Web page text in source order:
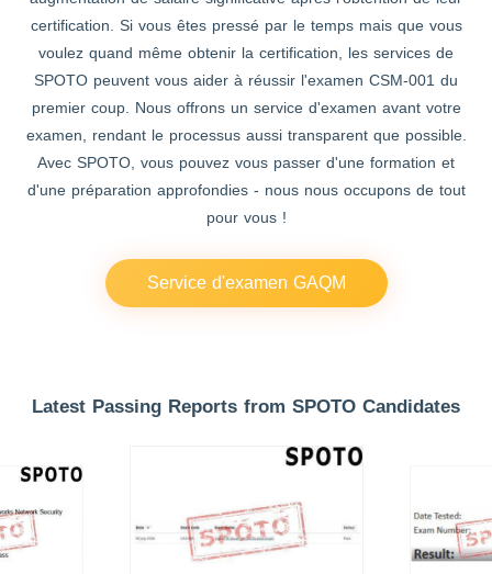
certification. Si vous êtes pressé par le temps mais que vous
voulez quand même obtenir la certification, les services de
SPOTO peuvent vous aider à réussir l'examen CSM-001 du
premier coup. Nous offrons un service d'examen avant votre
examen, rendant le processus aussi transparent que possible.
Avec SPOTO, vous pouvez vous passer d'une formation et
d'une préparation approfondies - nous nous occupons de tout
pour vous !
Service d'examen GAQM
Latest Passing Reports from SPOTO Candidates